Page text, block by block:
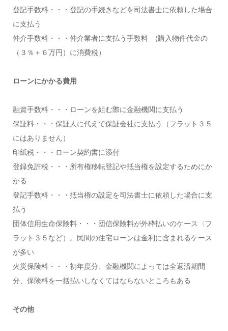
登記手数料・・・登記の手続きなどを司法書士に依頼した場合
に支払う
仲介手数料・・・仲介業者に支払う手数料 (購入物件代金の
（３％＋６万円）に消費税）
ローンにかかる費用
融資手数料・・・ローンを組む際に金融機関に支払う
保証料・・・保証人に代えて保証会社に支払う（フラット３５
にはありません）
印紙税・・・ローン契約書に添付
登録免許税・・・所有権移転登記や抵当権を設定するためにか
かる
登記手数料・・・抵当権の設定を司法書士に依頼した場合に支
払う
団体信用生命保険料・・・団信保険料が外枠払いのケース〈フ
ラット３５など）。民間の住宅ローンは金利に含まれるケース
が多い
火災保険料・・・初年度分、金融機関によっては全返済期間
分、保険料を一括払いしなくてはならないところもある
その他